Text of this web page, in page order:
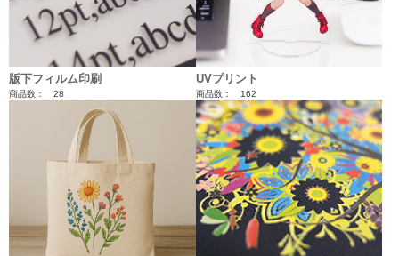
版下フィルム印刷
商品数： 28
UVプリント
商品数： 162